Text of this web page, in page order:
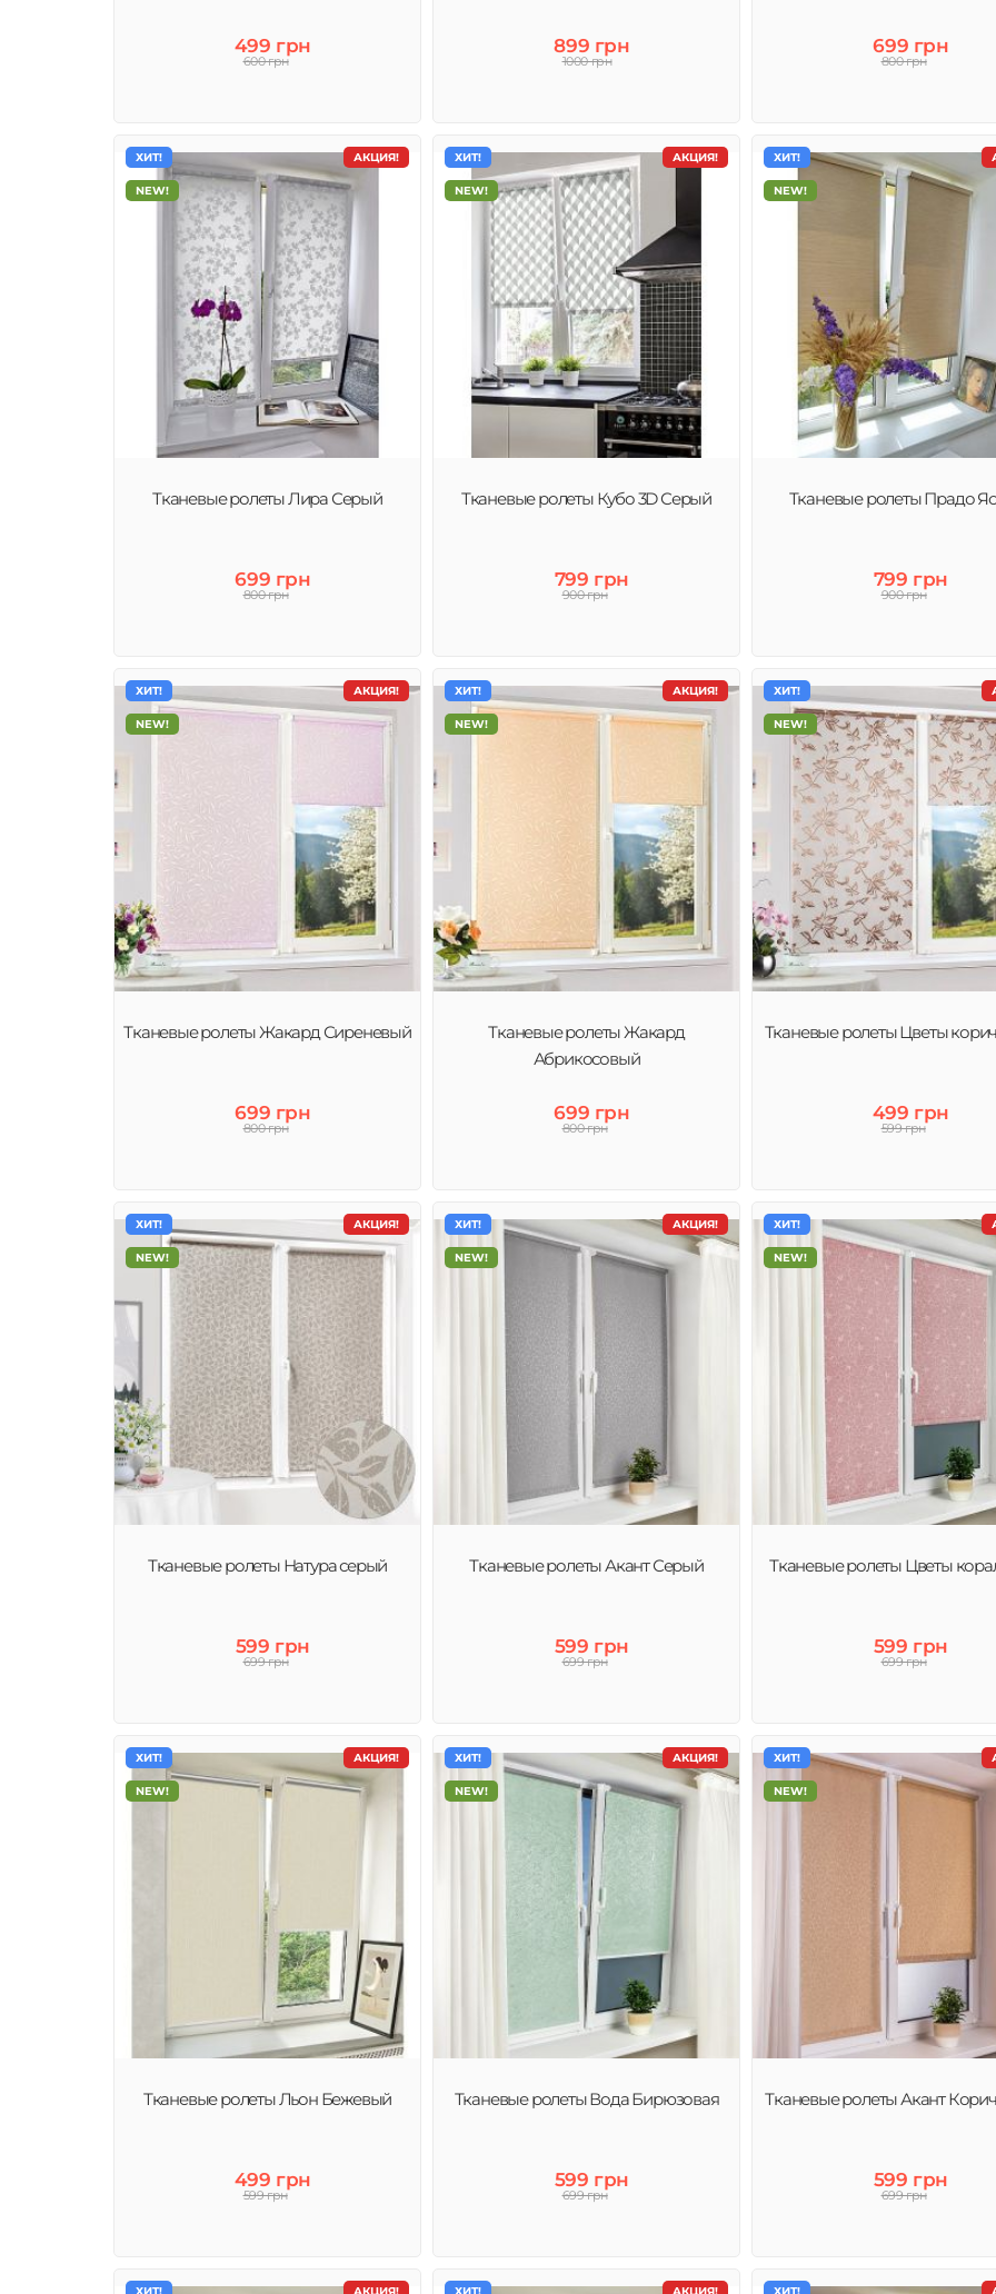
499 грн
600 грн
899 грн
1000 грн
699 грн
800 грн
АКЦИЯ!
ХИТ!
NEW!
Тканевые ролеты Лира Серый
699 грн
800 грн
АКЦИЯ!
ХИТ!
NEW!
Тканевые ролеты Кубо 3D Серый
799 грн
900 грн
ХИТ!
NEW!
Тканевые ролеты Прадо
799 грн
900 грн
АКЦИЯ!
ХИТ!
NEW!
Тканевые ролеты Жакард Сиреневый
699 грн
800 грн
АКЦИЯ!
ХИТ!
NEW!
Тканевые ролеты Жакард
Абрикосовый
699 грн
800 грн
ХИТ!
NEW!
Тканевые ролеты Цветы
499 грн
599 грн
АКЦИЯ!
ХИТ!
NEW!
Тканевые ролеты Натура серый
599 грн
699 грн
АКЦИЯ!
ХИТ!
NEW!
Тканевые ролеты Акант Серый
599 грн
699 грн
ХИТ!
NEW!
Тканевые ролеты Цветы
599 грн
699 грн
АКЦИЯ!
ХИТ!
NEW!
Тканевые ролеты Льон Бежевый
499 грн
599 грн
АКЦИЯ!
ХИТ!
NEW!
Тканевые ролеты Вода Бирюзовая
599 грн
699 грн
ХИТ!
NEW!
Тканевые ролеты Акант
599 грн
699 грн